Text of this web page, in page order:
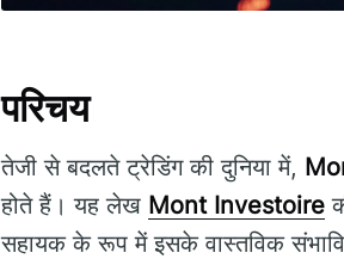
परिचय
तेजी से बदलते ट्रेडिंग की दुनिया में,
होते हैं। यह लेख Mont Investoire
सहायक के रूप में इसके वास्तविक